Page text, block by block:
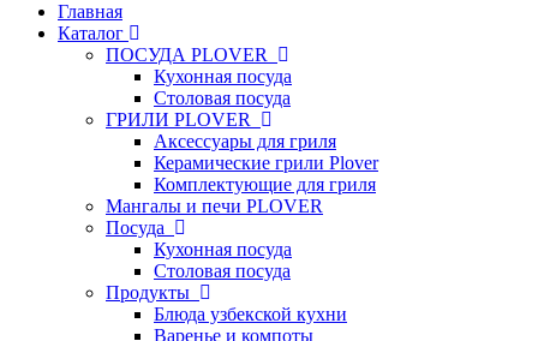
Главная
Каталог
ПОСУДА PLOVER
Кухонная посуда
Столовая посуда
ГРИЛИ PLOVER
Аксессуары для гриля
Керамические грили Plover
Комплектующие для гриля
Мангалы и печи PLOVER
Посуда
Кухонная посуда
Столовая посуда
Продукты
Блюда узбекской кухни
Варенье и компоты